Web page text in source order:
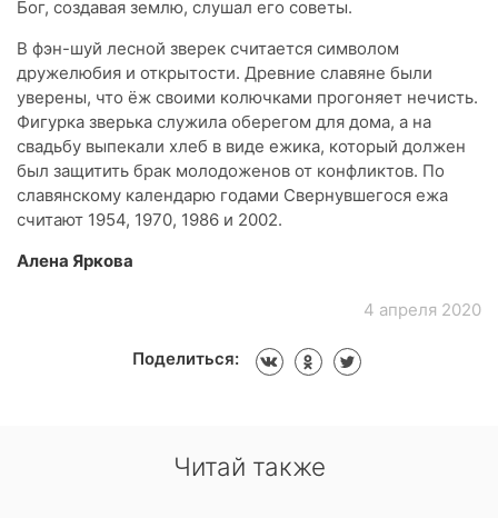
Бог, создавая землю, слушал его советы.
В фэн-шуй лесной зверек считается символом
дружелюбия и открытости. Древние славяне были
уверены, что ёж своими колючками прогоняет нечисть.
Фигурка зверька служила оберегом для дома, а на
свадьбу выпекали хлеб в виде ежика, который должен
был защитить брак молодоженов от конфликтов. По
славянскому календарю годами Свернувшегося ежа
считают 1954, 1970, 1986 и 2002.
Алена Яркова
4 апреля 2020
Поделиться:
Читай также